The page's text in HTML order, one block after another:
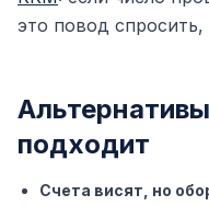
это повод спросить,
подходит
Счета висят, но